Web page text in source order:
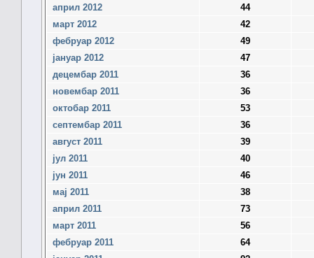
април 2012
44
март 2012
42
фебруар 2012
49
јануар 2012
47
децембар 2011
36
новембар 2011
36
октобар 2011
53
септембар 2011
36
август 2011
39
јул 2011
40
јун 2011
46
мај 2011
38
април 2011
73
март 2011
56
фебруар 2011
64